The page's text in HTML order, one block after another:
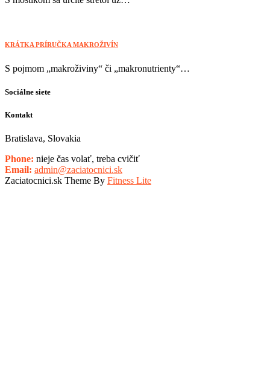
KRÁTKA PRÍRUČKA MAKROŽIVÍN
S pojmom „makroživiny“ či „makronutrienty“…
Sociálne siete
Kontakt
Bratislava, Slovakia
Phone: nieje čas volať, treba cvičiť
Email: admin@zaciatocnici.sk
Zaciatocnici.sk Theme By Fitness Lite